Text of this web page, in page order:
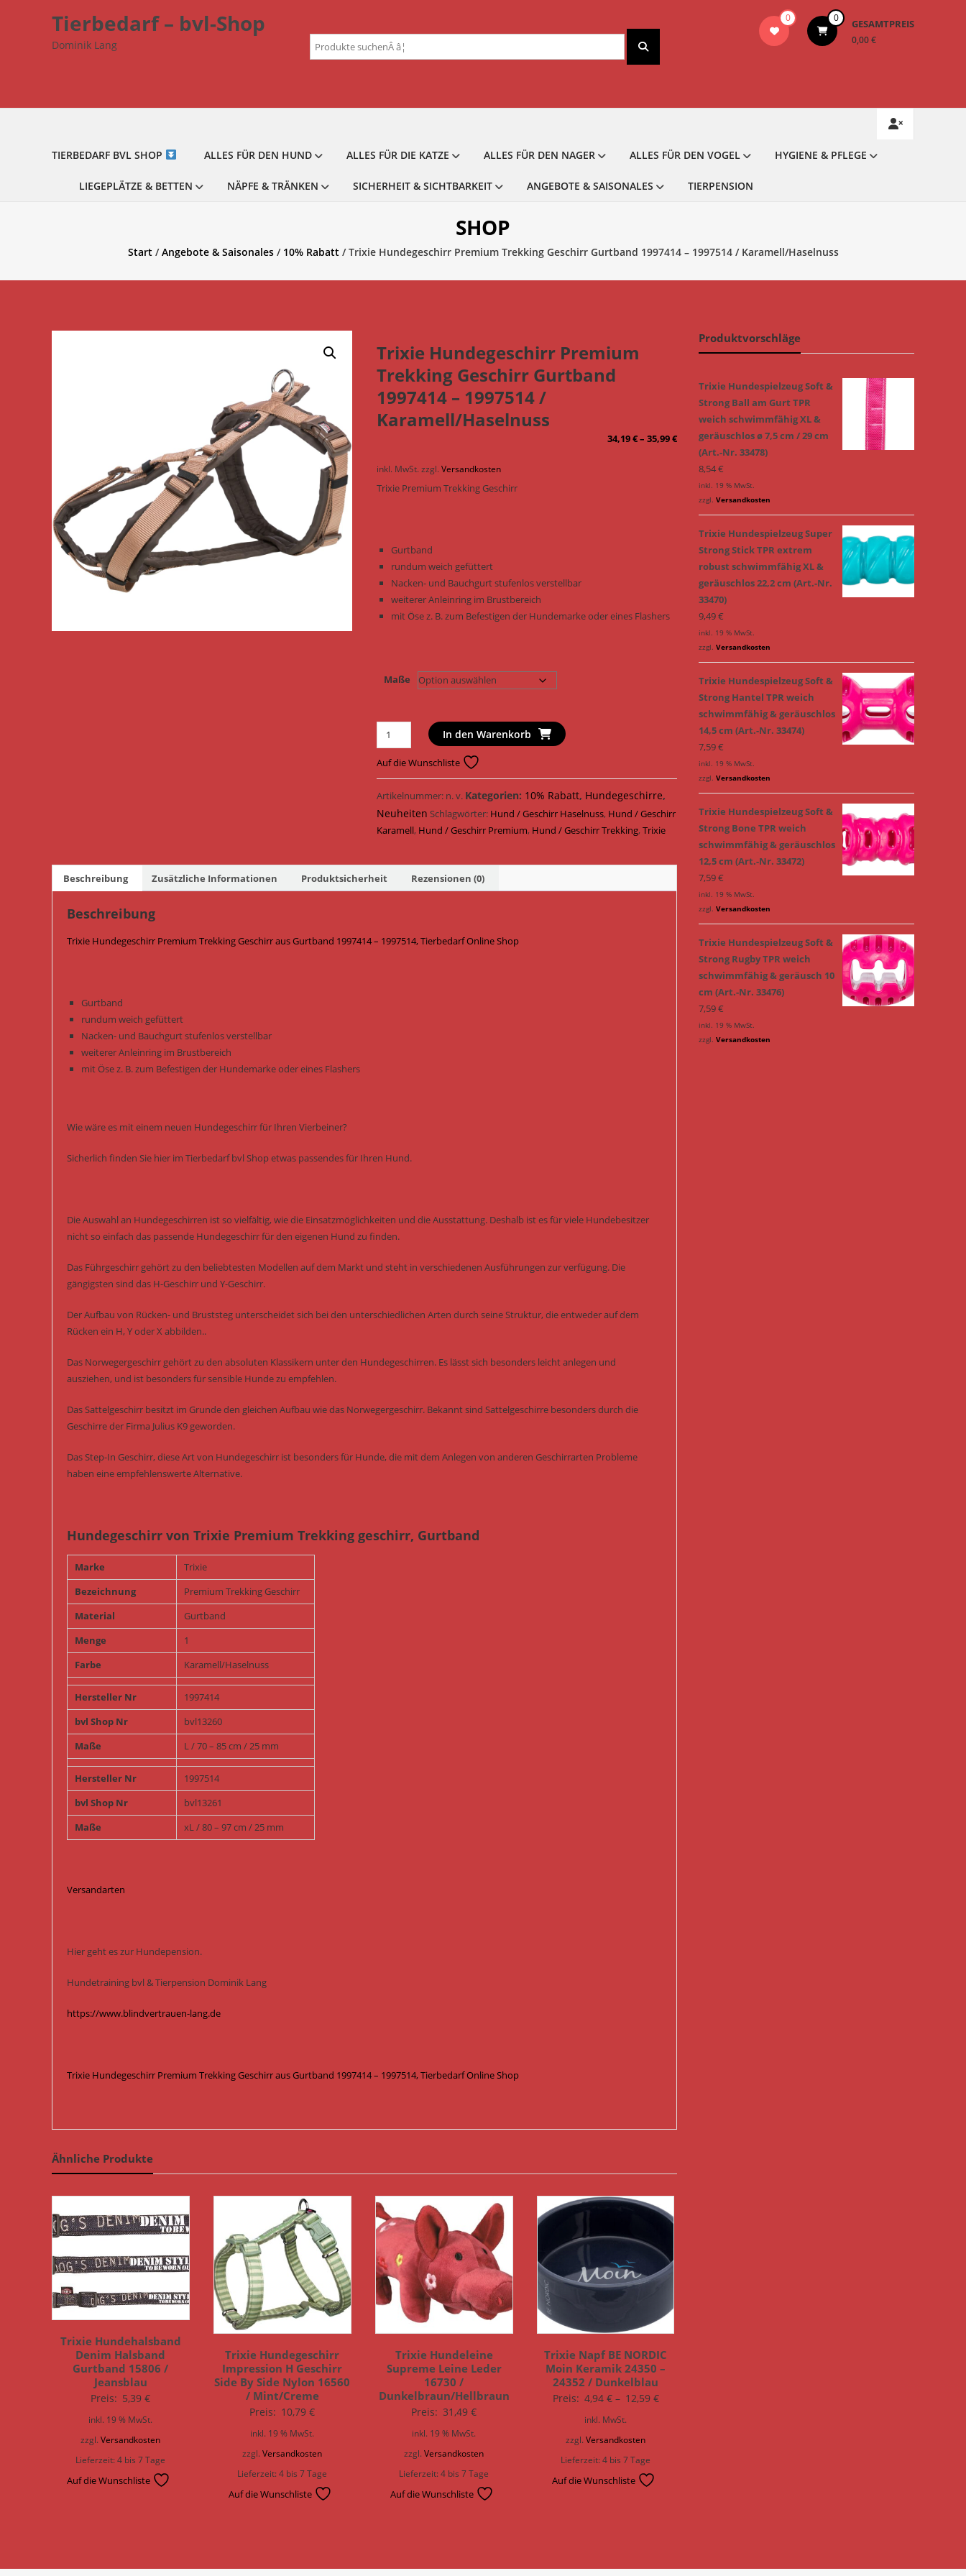
Tierbedarf – bvl-Shop
Dominik Lang
0 0 GESAMTPREIS
0,00 €
Suchen
nach:
TIERBEDARF BVL SHOP ALLES FÜR DEN HUND ALLES FÜR DIE KATZE ALLES FÜR DEN NAGER ALLES FÜR DEN VOGEL HYGIENE & PFLEGE
LIEGEPLÄTZE & BETTEN NÄPFE & TRÄNKEN SICHERHEIT & SICHTBARKEIT ANGEBOTE & SAISONALES TIERPENSION
SHOP
Start/Angebote & Saisonales/ 10% Rabatt/ Trixie Hundegeschirr Premium Trekking Geschirr Gurtband 1997414 – 1997514 / Karamell/Haselnuss
Trixie Hundegeschirr Premium
Trekking Geschirr Gurtband
1997414 – 1997514 /
Karamell/Haselnuss
34,19€– 35,99€
inkl. MwSt. zzgl.Versandkosten
Trixie Premium Trekking Geschirr
Gurtband
rundum weich gefüttert
Nacken- und Bauchgurt stufenlos verstellbar
weiterer Anleinring im Brustbereich
mit Öse z. B. zum Befestigen der Hundemarke oder eines Flashers
Maße
Trixie
Hundegeschirr
Premium
Trekking
Geschirr
Gurtband
1997414
/
Karamell/Haselnuss
In den Warenkorb
Auf die Wunschliste
Artikelnummer: n. v. Kategorien: 10% Rabatt, Hundegeschirre,
Neuheiten Schlagwörter: Hund / Geschirr Haselnuss, Hund / Geschirr
Karamell, Hund / Geschirr Premium, Hund / Geschirr Trekking,Trixie
Beschreibung Zusätzliche Informationen Produktsicherheit Rezensionen (0)
Beschreibung
Trixie Hundegeschirr Premium Trekking Geschirr aus Gurtband 1997414 – 1997514, Tierbedarf Online Shop
Gurtband
rundum weich gefüttert
Nacken- und Bauchgurt stufenlos verstellbar
weiterer Anleinring im Brustbereich
mit Öse z. B. zum Befestigen der Hundemarke oder eines Flashers
Wie wäre es mit einem neuen Hundegeschirr für Ihren Vierbeiner?
Sicherlich finden Sie hier im Tierbedarf bvl Shop etwas passendes für Ihren Hund.
Die Auswahl an Hundegeschirren ist so vielfältig, wie die Einsatzmöglichkeiten und die Ausstattung. Deshalb ist es für viele Hundebesitzer
nicht so einfach das passende Hundegeschirr für den eigenen Hund zu finden.
Das Führgeschirr gehört zu den beliebtesten Modellen auf dem Markt und steht in verschiedenen Ausführungen zur verfügung. Die
gängigsten sind das H-Geschirr und Y-Geschirr.
Der Aufbau von Rücken- und Bruststeg unterscheidet sich bei den unterschiedlichen Arten durch seine Struktur, die entweder auf dem
Rücken ein H, Y oder X abbilden..
Das Norwegergeschirr gehört zu den absoluten Klassikern unter den Hundegeschirren. Es lässt sich besonders leicht anlegen und
ausziehen, und ist besonders für sensible Hunde zu empfehlen.
Das Sattelgeschirr besitzt im Grunde den gleichen Aufbau wie das Norwegergeschirr. Bekannt sind Sattelgeschirre besonders durch die
Geschirre der Firma Julius K9 geworden.
Das Step-In Geschirr, diese Art von Hundegeschirr ist besonders für Hunde, die mit dem Anlegen von anderen Geschirrarten Probleme
haben eine empfehlenswerte Alternative.
Hundegeschirr von Trixie Premium Trekking geschirr, Gurtband
Marke
Trixie
Bezeichnung
Premium Trekking Geschirr
Material
Gurtband
Menge
1
Farbe
Karamell/Haselnuss
Hersteller Nr
1997414
bvl Shop Nr
bvl13260
Maße
L / 70 – 85 cm / 25 mm
Hersteller Nr
1997514
bvl Shop Nr
bvl13261
Maße
xL / 80 – 97 cm / 25 mm
Versandarten
Hier geht es zur Hundepension.
Hundetraining bvl & Tierpension Dominik Lang
https://www.blindvertrauen-lang.de
Trixie Hundegeschirr Premium Trekking Geschirr aus Gurtband 1997414 – 1997514, Tierbedarf Online Shop
Ähnliche Produkte
Trixie Hundehalsband
Denim Halsband
Gurtband 15806 /
Jeansblau
Preis: 5,39€
inkl. 19 % MwSt.
zzgl.Versandkosten
Lieferzeit:4 bis 7 Tage
Auf die Wunschliste
Trixie Hundegeschirr
Impression H Geschirr
Side By Side Nylon 16560
/ Mint/Creme
Preis: 10,79€
inkl. 19 % MwSt.
zzgl.Versandkosten
Lieferzeit:4 bis 7 Tage
Auf die Wunschliste
Trixie Hundeleine
Supreme Leine Leder
16730 /
Dunkelbraun/Hellbraun
Preis: 31,49€
inkl. 19 % MwSt.
zzgl.Versandkosten
Lieferzeit:4 bis 7 Tage
Auf die Wunschliste
Trixie Napf BE NORDIC
Moin Keramik 24350 –
24352 / Dunkelblau
Preis: 4,94 €– 12,59 €
inkl. MwSt.
zzgl.Versandkosten
Lieferzeit:4 bis 7 Tage
Auf die Wunschliste
Produktvorschläge
Trixie Hundespielzeug Soft &
Strong Ball am Gurt TPR
weich schwimmfähig XL &
geräuschlos ø 7,5 cm / 29 cm
(Art.-Nr. 33478)
8,54€
inkl. 19 % MwSt.
zzgl. Versandkosten
Trixie Hundespielzeug Super
Strong Stick TPR extrem
robust schwimmfähig XL &
geräuschlos 22,2 cm (Art.-Nr.
33470)
9,49€
inkl. 19 % MwSt.
zzgl. Versandkosten
Trixie Hundespielzeug Soft &
Strong Hantel TPR weich
schwimmfähig & geräuschlos
14,5 cm (Art.-Nr. 33474)
7,59€
inkl. 19 % MwSt.
zzgl. Versandkosten
Trixie Hundespielzeug Soft &
Strong Bone TPR weich
schwimmfähig & geräuschlos
12,5 cm (Art.-Nr. 33472)
7,59€
inkl. 19 % MwSt.
zzgl. Versandkosten
Trixie Hundespielzeug Soft &
Strong Rugby TPR weich
schwimmfähig & geräusch 10
cm (Art.-Nr. 33476)
7,59€
inkl. 19 % MwSt.
zzgl. Versandkosten